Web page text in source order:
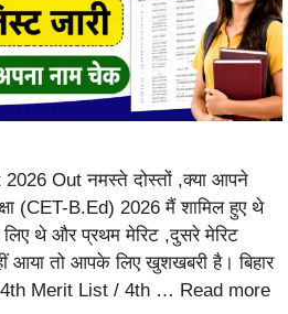
Out नमस्ते दोस्तों ,क्या आपने
(CET-B.Ed) 2026 मैं शामिल हुए थे
लिए थे और प्रथम मेरिट ,दुसरे मेरिट
आया तो आपके लिए खुशखबरी है। बिहार
Merit List / 4th … Read more